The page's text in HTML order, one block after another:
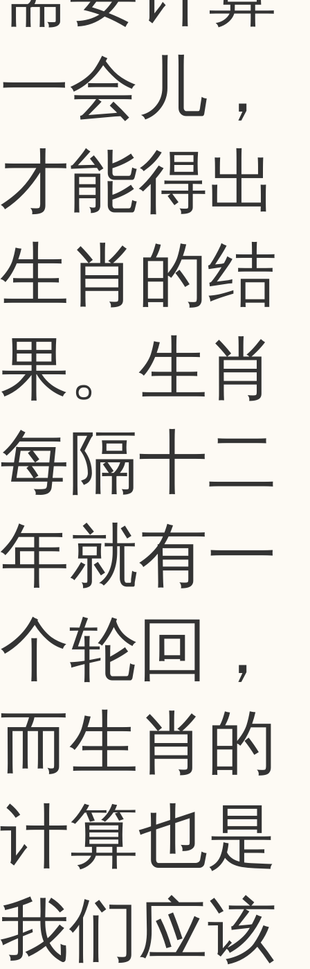
一会儿，
才能得出
生肖的结
果。生肖
每隔十二
年就有一
个轮回，
而生肖的
计算也是
我们应该